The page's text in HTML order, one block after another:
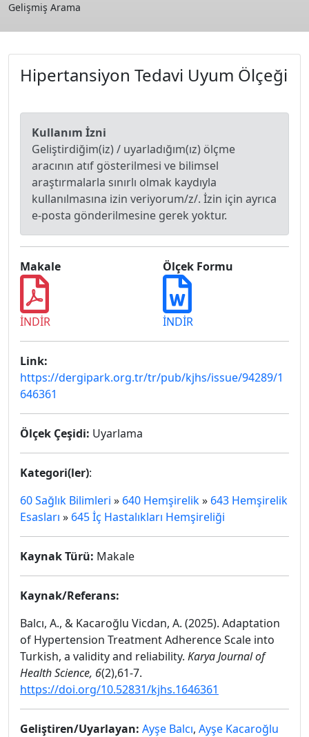
Gelişmiş Arama
Hipertansiyon Tedavi Uyum Ölçeği
Kullanım İzni
Geliştirdiğim(iz) / uyarladığım(ız) ölçme
aracının atıf gösterilmesi ve bilimsel
araştırmalarla sınırlı olmak kaydıyla
kullanılmasına izin veriyorum/z/. İzin için ayrıca
e-posta gönderilmesine gerek yoktur.
Makale
İNDİR
Ölçek Formu
İNDİR
Link:
https://dergipark.org.tr/tr/pub/kjhs/issue/94289/1
646361
Ölçek Çeşidi: Uyarlama
Kategori(ler):
60 Sağlık Bilimleri » 640 Hemşirelik» 643 Hemşirelik
Esasları » 645 İç Hastalıkları Hemşireliği
Kaynak Türü: Makale
Kaynak/Referans:
Balcı, A., & Kacaroğlu Vicdan, A. (2025). Adaptation
of Hypertension Treatment Adherence Scale into
Turkish, a validity and reliability. Karya Journal of
Health Science, 6(2),61-7.
https://doi.org/10.52831/kjhs.1646361
Geliştiren/Uyarlayan: Ayşe Balcı, Ayşe Kacaroğlu